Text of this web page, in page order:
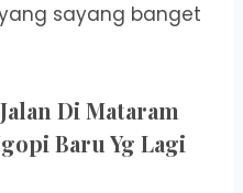
sayang banget
Di Mataram
Baru Yg Lagi